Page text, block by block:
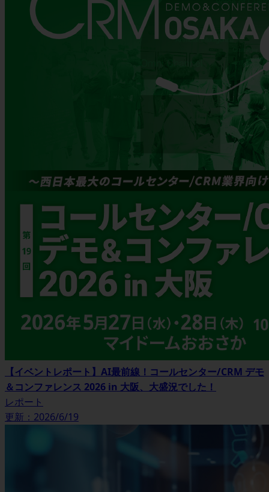
【イベントレポート】AI最前線！コールセンター/CRM デモ
＆コンファレンス 2026 in 大阪、大盛況でした！
レポート
更新：2026/6/19